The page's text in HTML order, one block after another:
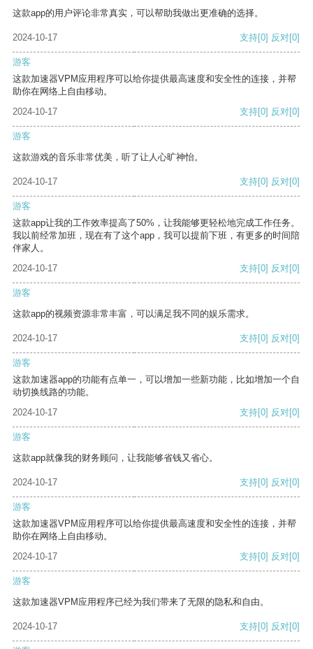
这款app的用户评论非常真实，可以帮助我做出更准确的选择。
2024-10-17 支持[0] 反对[0]
游客
这款加速器VPM应用程序可以给你提供最高速度和安全性的连接，并帮
助你在网络上自由移动。
2024-10-17
支持[0] 反对[0]
游客
这款游戏的音乐非常优美，听了让人心旷神怡。
2024-10-17 支持[0] 反对[0]
游客
这款app让我的工作效率提高了50%，让我能够更轻松地完成工作任务。
我以前经常加班，现在有了这个app，我可以提前下班，有更多的时间陪
伴家人。
2024-10-17
支持[0] 反对[0]
游客
这款app的视频资源非常丰富，可以满足我不同的娱乐需求。
2024-10-17 支持[0] 反对[0]
游客
这款加速器app的功能有点单一，可以增加一些新功能，比如增加一个自
动切换线路的功能。
2024-10-17
支持[0] 反对[0]
游客
这款app就像我的财务顾问，让我能够省钱又省心。
2024-10-17 支持[0] 反对[0]
游客
这款加速器VPM应用程序可以给你提供最高速度和安全性的连接，并帮
助你在网络上自由移动。
2024-10-17
支持[0] 反对[0]
游客
这款加速器VPM应用程序已经为我们带来了无限的隐私和自由。
2024-10-17 支持[0] 反对[0]